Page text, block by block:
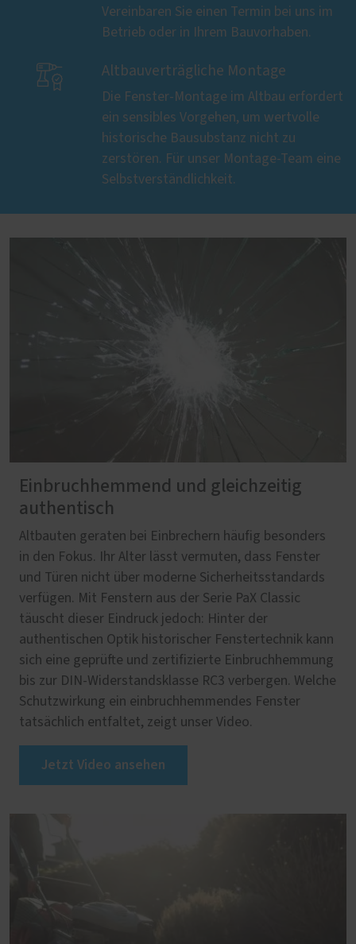
Vereinbaren Sie einen Termin bei uns im
Betrieb oder in Ihrem Bauvorhaben.
 Altbauverträgliche Montage
Die Fenster-Montage im Altbau erfordert
ein sensibles Vorgehen, um wertvolle
historische Bausubstanz nicht zu
zerstören. Für unser Montage-Team eine
Selbstverständlichkeit.
Einbruchhemmend und gleichzeitig
authentisch
Altbauten geraten bei Einbrechern häufig besonders
in den Fokus. Ihr Alter lässt vermuten, dass Fenster
und Türen nicht über moderne Sicherheitsstandards
verfügen. Mit Fenstern aus der Serie PaX Classic
täuscht dieser Eindruck jedoch: Hinter der
authentischen Optik historischer Fenstertechnik kann
sich eine geprüfte und zertifizierte Einbruchhemmung
bis zur DIN-Widerstandsklasse RC3 verbergen. Welche
Schutzwirkung ein einbruchhemmendes Fenster
tatsächlich entfaltet, zeigt unser Video.
Jetzt Video ansehen